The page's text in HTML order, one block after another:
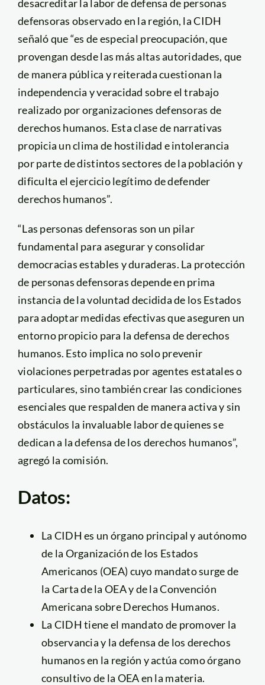
desacreditar la labor de defensa de personas
defensoras observado en la región, la CIDH
señaló que “es de especial preocupación, que
provengan desde las más altas autoridades, que
de manera pública y reiterada cuestionan la
independencia y veracidad sobre el trabajo
realizado por organizaciones defensoras de
derechos humanos. Esta clase de narrativas
propicia un clima de hostilidad e intolerancia
por parte de distintos sectores de la población y
dificulta el ejercicio legítimo de defender
derechos humanos”.
“Las personas defensoras son un pilar
fundamental para asegurar y consolidar
democracias estables y duraderas. La protección
de personas defensoras depende en prima
instancia de la voluntad decidida de los Estados
para adoptar medidas efectivas que aseguren un
entorno propicio para la defensa de derechos
humanos. Esto implica no solo prevenir
violaciones perpetradas por agentes estatales o
particulares, sino también crear las condiciones
esenciales que respalden de manera activa y sin
obstáculos la invaluable labor de quienes se
dedican a la defensa de los derechos humanos”,
agregó la comisión.
Datos:
La CIDH es un órgano principal y autónomo
de la Organización de los Estados
Americanos (OEA) cuyo mandato surge de
la Carta de la OEA y de la Convención
Americana sobre Derechos Humanos.
La CIDH tiene el mandato de promover la
observancia y la defensa de los derechos
humanos en la región y actúa como órgano
consultivo de la OEA en la materia.